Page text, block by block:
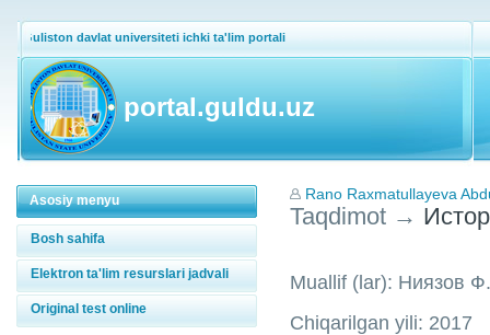
Guliston davlat universiteti ichki ta'lim portali
portal.guldu.uz
Asosiy menyu
Bosh sahifa
Elektron ta'lim resurslari jadvali
Original test online
Rano Raxmatullayeva
Taqdimot →
Muallif (lar): Ниязов
Chiqarilgan yili: 2017